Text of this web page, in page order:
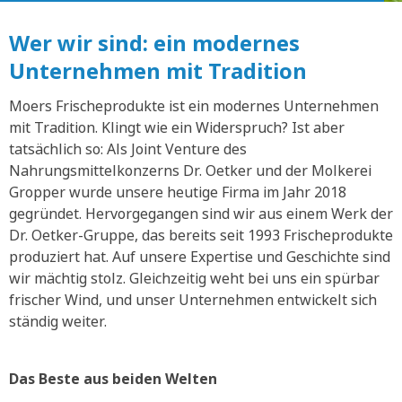
Wer wir sind: ein modernes
Unternehmen mit Tradition
Moers Frischeprodukte ist ein modernes Unternehmen
mit Tradition. Klingt wie ein Widerspruch? Ist aber
tatsächlich so: Als Joint Venture des
Nahrungsmittelkonzerns Dr. Oetker und der Molkerei
Gropper wurde unsere heutige Firma im Jahr 2018
gegründet. Hervorgegangen sind wir aus einem Werk der
Dr. Oetker-Gruppe, das bereits seit 1993 Frischeprodukte
produziert hat. Auf unsere Expertise und Geschichte sind
wir mächtig stolz. Gleichzeitig weht bei uns ein spürbar
frischer Wind, und unser Unternehmen entwickelt sich
ständig weiter.
Das Beste aus beiden Welten